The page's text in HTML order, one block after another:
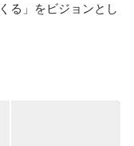
る」をビジョンとし